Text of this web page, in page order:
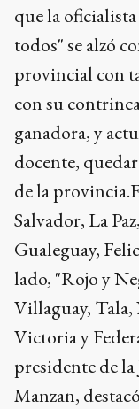
que la
todos" se alzó
provincial con
con su
ganadora, y
docente,
de la
Salvador, La
Gualeguay,
lado, "Rojo y
Villaguay, Tala,
Victoria y
presidente de
Manzan,